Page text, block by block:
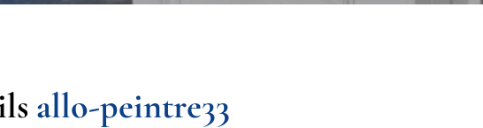
allo-peintre33